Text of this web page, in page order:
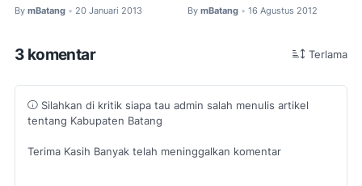
By mBatang • 20 Januari 2013 By mBatang • 16 Agustus 2012
3 komentar Terlama
Silahkan di kritik siapa tau admin salah menulis artikel
tentang Kabupaten Batang
Terima Kasih Banyak telah meninggalkan komentar